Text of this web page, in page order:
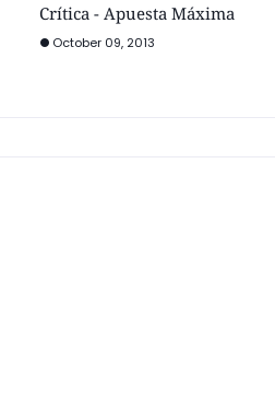
Crítica - Apuesta Máxima
October 09, 2013